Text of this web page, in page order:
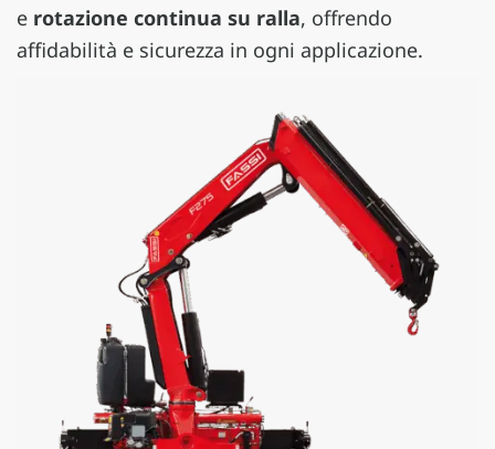
e rotazione continua su ralla, offrendo
affidabilità e sicurezza in ogni applicazione.